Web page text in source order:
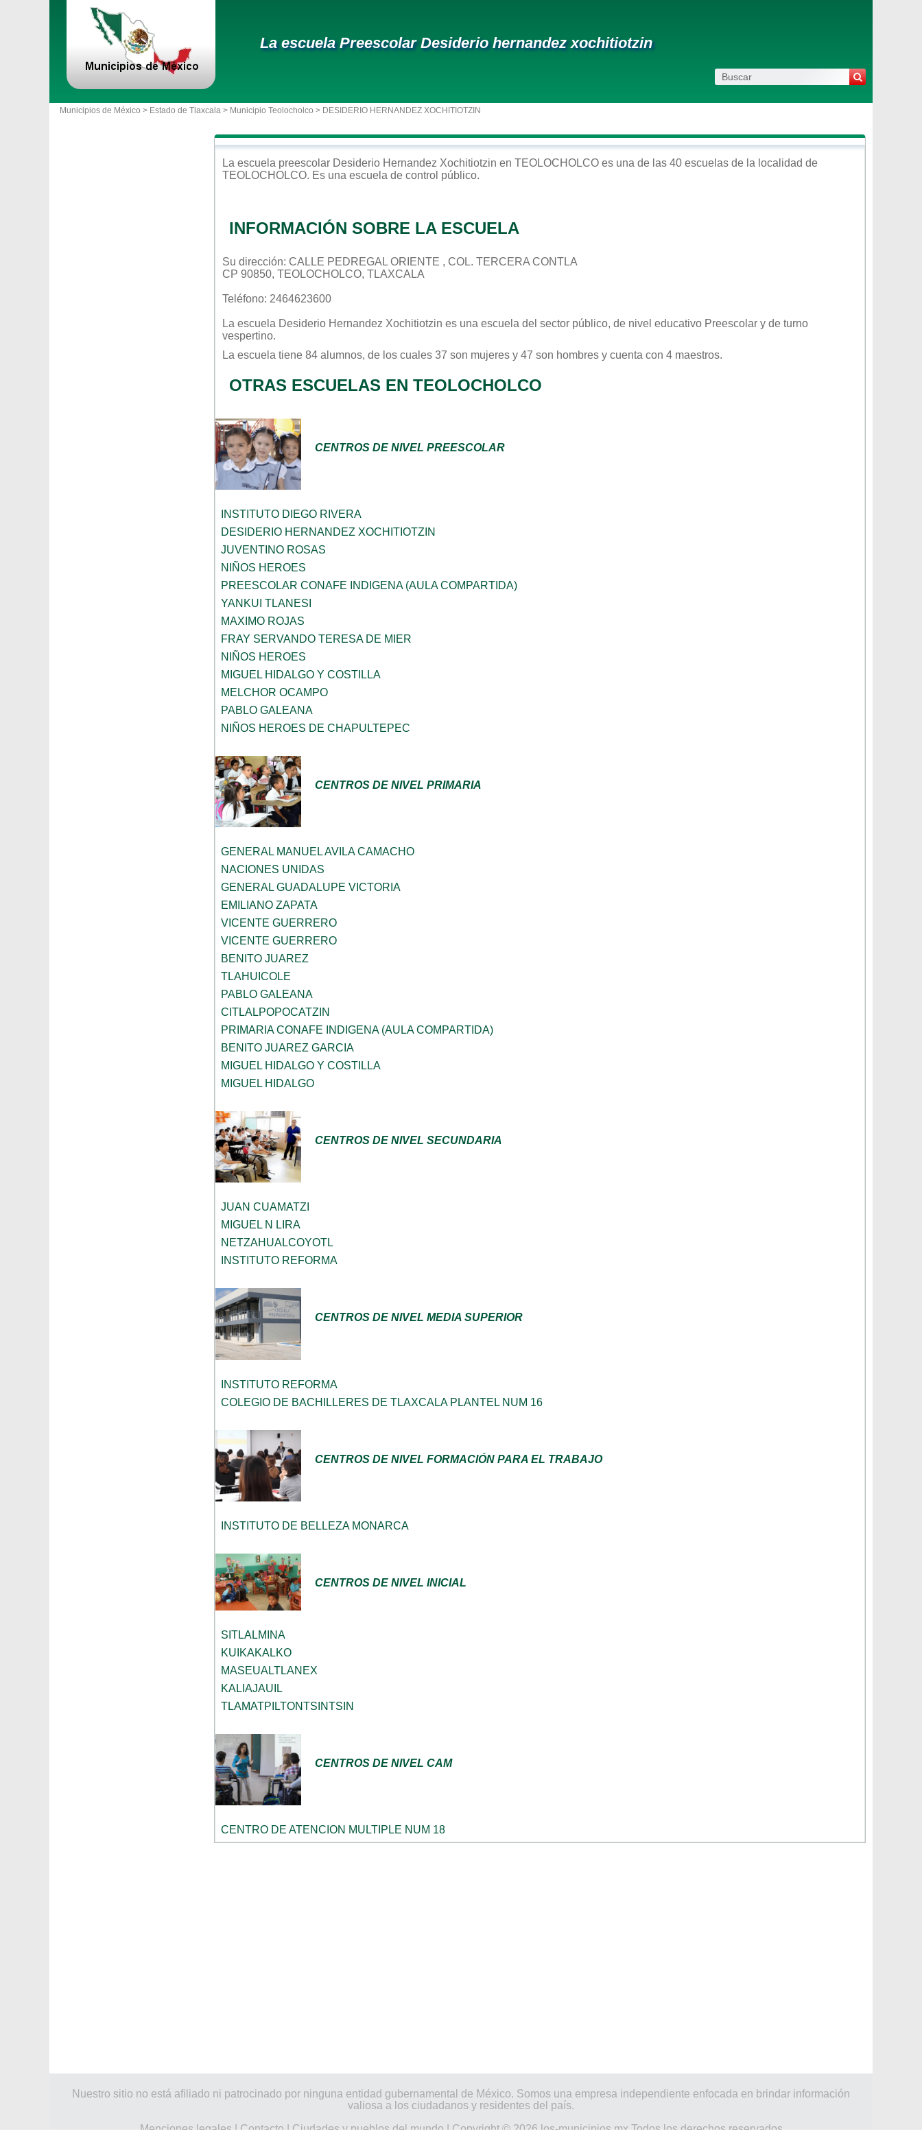
La escuela Preescolar Desiderio hernandez xochitiotzin
Municipios de México > Estado de Tlaxcala > Municipio Teolocholco > DESIDERIO HERNANDEZ XOCHITIOTZIN
La escuela preescolar Desiderio Hernandez Xochitiotzin en TEOLOCHOLCO es una de las 40 escuelas de la localidad de
TEOLOCHOLCO. Es una escuela de control público.
INFORMACIÓN SOBRE LA ESCUELA
Su dirección: CALLE PEDREGAL ORIENTE , COL. TERCERA CONTLA
CP 90850, TEOLOCHOLCO, TLAXCALA
Teléfono: 2464623600
La escuela Desiderio Hernandez Xochitiotzin es una escuela del sector público, de nivel educativo Preescolar y de turno
vespertino.
La escuela tiene 84 alumnos, de los cuales 37 son mujeres y 47 son hombres y cuenta con 4 maestros.
OTRAS ESCUELAS EN TEOLOCHOLCO
CENTROS DE NIVEL PREESCOLAR
INSTITUTO DIEGO RIVERA
DESIDERIO HERNANDEZ XOCHITIOTZIN
JUVENTINO ROSAS
NIÑOS HEROES
PREESCOLAR CONAFE INDIGENA (AULA COMPARTIDA)
YANKUI TLANESI
MAXIMO ROJAS
FRAY SERVANDO TERESA DE MIER
NIÑOS HEROES
MIGUEL HIDALGO Y COSTILLA
MELCHOR OCAMPO
PABLO GALEANA
NIÑOS HEROES DE CHAPULTEPEC
CENTROS DE NIVEL PRIMARIA
GENERAL MANUEL AVILA CAMACHO
NACIONES UNIDAS
GENERAL GUADALUPE VICTORIA
EMILIANO ZAPATA
VICENTE GUERRERO
VICENTE GUERRERO
BENITO JUAREZ
TLAHUICOLE
PABLO GALEANA
CITLALPOPOCATZIN
PRIMARIA CONAFE INDIGENA (AULA COMPARTIDA)
BENITO JUAREZ GARCIA
MIGUEL HIDALGO Y COSTILLA
MIGUEL HIDALGO
CENTROS DE NIVEL SECUNDARIA
JUAN CUAMATZI
MIGUEL N LIRA
NETZAHUALCOYOTL
INSTITUTO REFORMA
CENTROS DE NIVEL MEDIA SUPERIOR
INSTITUTO REFORMA
COLEGIO DE BACHILLERES DE TLAXCALA PLANTEL NUM 16
CENTROS DE NIVEL FORMACIÓN PARA EL TRABAJO
INSTITUTO DE BELLEZA MONARCA
CENTROS DE NIVEL INICIAL
SITLALMINA
KUIKAKALKO
MASEUALTLANEX
KALIAJAUIL
TLAMATPILTONTSINTSIN
CENTROS DE NIVEL CAM
CENTRO DE ATENCION MULTIPLE NUM 18
Nuestro sitio no está afiliado ni patrocinado por ninguna entidad gubernamental de México. Somos una empresa independiente enfocada en brindar información
valiosa a los ciudadanos y residentes del país.
Menciones legales|Contacto|Ciudades y pueblos del mundo| Copyright © 2026 los-municipios.mx Todos los derechos reservados